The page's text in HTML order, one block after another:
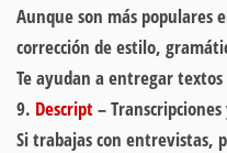
Aunque son más populares
corrección de estilo,
Te ayudan a entregar
9. Descript–
Si trabajas con entrevistas,